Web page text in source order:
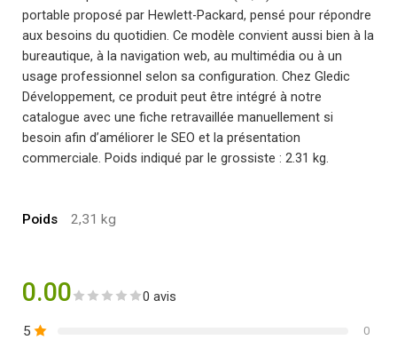
portable proposé par Hewlett-Packard, pensé pour répondre
aux besoins du quotidien. Ce modèle convient aussi bien à la
bureautique, à la navigation web, au multimédia ou à un
usage professionnel selon sa configuration. Chez Gledic
Développement, ce produit peut être intégré à notre
catalogue avec une fiche retravaillée manuellement si
besoin afin d’améliorer le SEO et la présentation
commerciale. Poids indiqué par le grossiste : 2.31 kg.
Poids 2,31 kg
0.00 0 avis
5 0